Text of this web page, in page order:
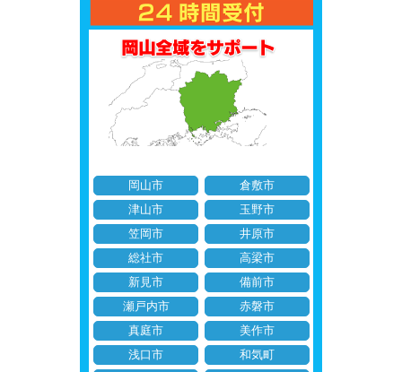
岡山市
倉敷市
津山市
玉野市
笠岡市
井原市
総社市
高梁市
新見市
備前市
瀬戸内市
赤磐市
真庭市
美作市
浅口市
和気町